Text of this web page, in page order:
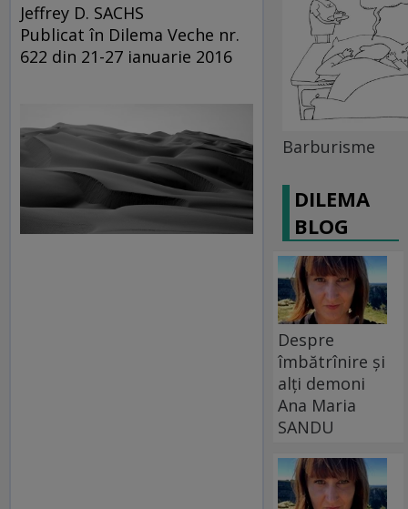
Jeffrey D. SACHS
Publicat în Dilema Veche nr.
622 din 21-27 ianuarie 2016
Barburisme
DILEMA
BLOG
Despre
îmbătrînire și
alți demoni
Ana Maria
SANDU